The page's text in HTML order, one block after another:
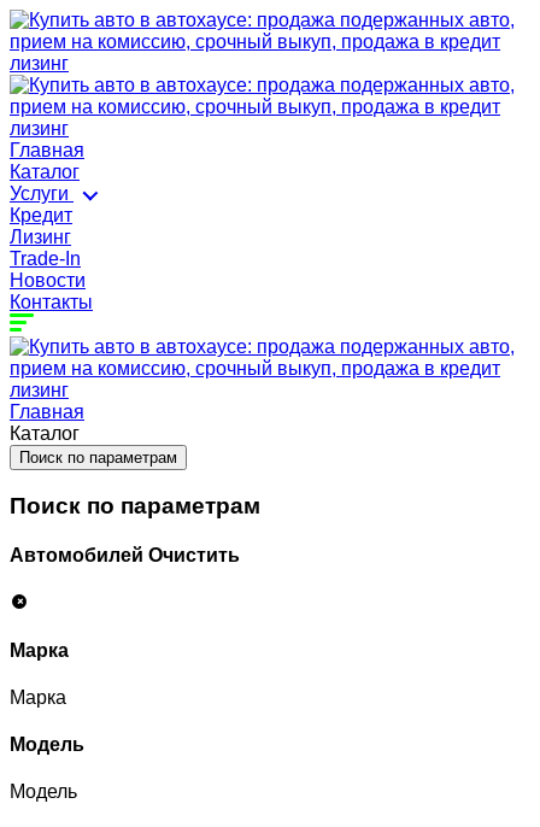
Главная
Каталог
Услуги
Кредит
Лизинг
Trade-In
Новости
Контакты
Главная
Каталог
Поиск по параметрам
Поиск по параметрам
Автомобилей Очистить
Марка
Марка
Модель
Модель